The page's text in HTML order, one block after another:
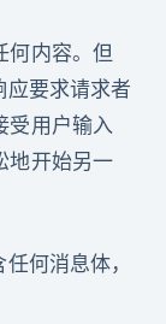
何内容。但
要求请求者
受用户输入
地开始另一
何消息体，